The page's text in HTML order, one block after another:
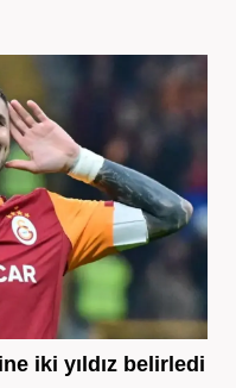
iki yıldız belirledi